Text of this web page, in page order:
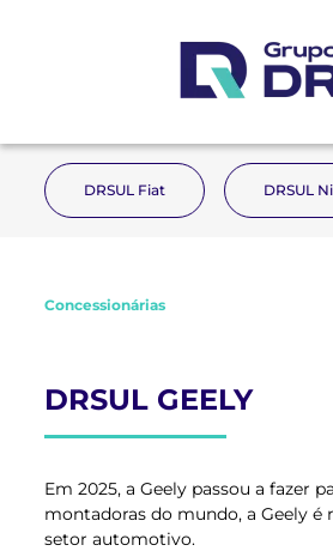
DRSUL Fiat DRSUL
Concessionárias
DRSUL GEELY
Em 2025, a Geely passou a
montadoras do mundo, a Geely
setor automotivo.